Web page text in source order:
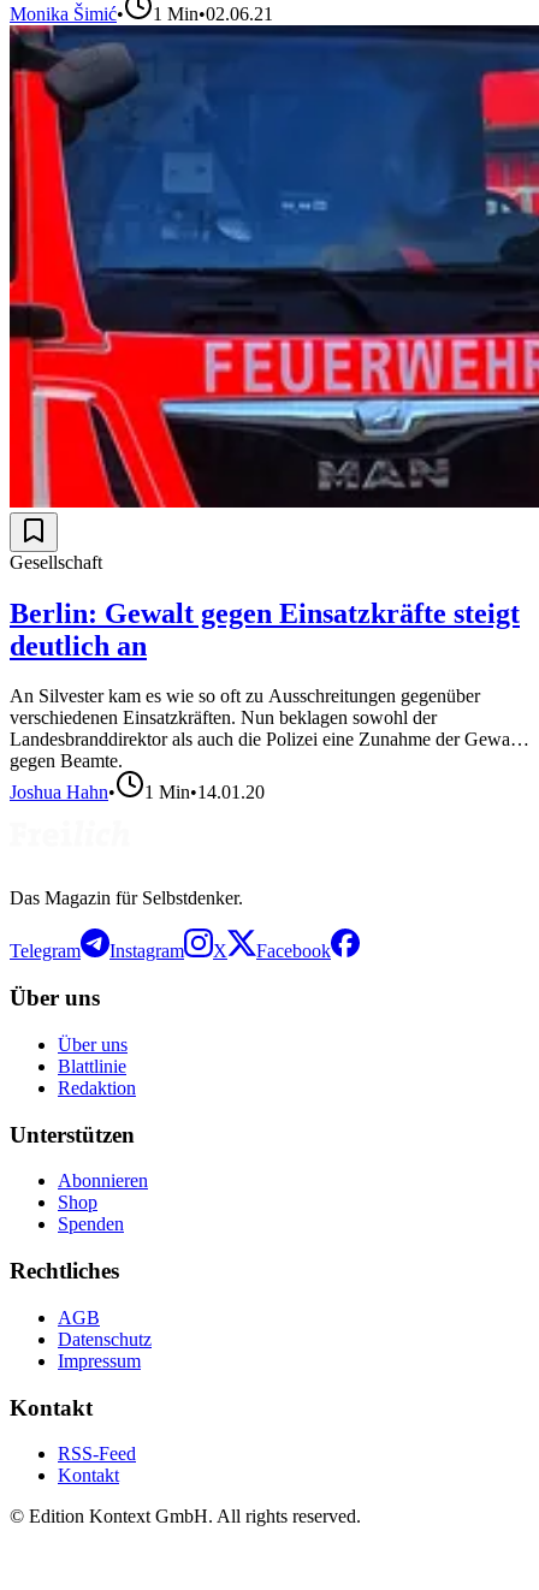
Monika Šimić• 1 Min•02.06.21
Gesellschaft
Berlin: Gewalt gegen Einsatzkräfte steigt
deutlich an
An Silvester kam es wie so oft zu Ausschreitungen gegenüber
verschiedenen Einsatzkräften. Nun beklagen sowohl der
Landesbranddirektor als auch die Polizei eine Zunahme der Gewalt
gegen Beamte.
Joshua Hahn• 1 Min•14.01.20
Das Magazin für Selbstdenker.
Telegram Instagram X Facebook
Über uns
Über uns
Blattlinie
Redaktion
Unterstützen
Abonnieren
Shop
Spenden
Rechtliches
AGB
Datenschutz
Impressum
Kontakt
RSS-Feed
Kontakt
© Edition Kontext GmbH. All rights reserved.